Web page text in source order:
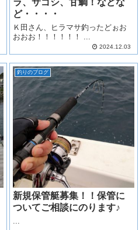
ラ、サゴシ、甘鯛！などな
ど・・・・
Ｋ田さん、ヒラマサ釣ったどぉお
おおお！！！！！！ ...
2024.12.03
釣りのブログ
新規保管艇募集！！保管に
ついてご相談にのります♪
...